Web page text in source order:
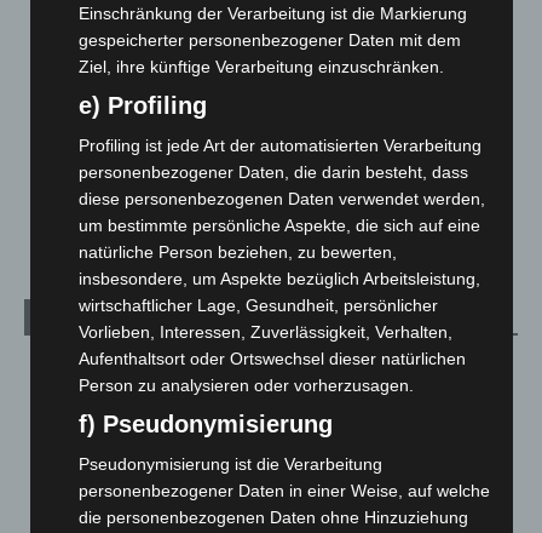
Langenhagen und Ortsteile
Leserbriefe
Menschen
Über uns
Veranstaltungen
1.887
1.270
August 2026(12)
Juni 2026
April 2026(99)
Einschränkung der Verarbeitung ist die Markierung
gespeicherter personenbezogener Daten mit dem
Ziel, ihre künftige Verarbeitung einzuschränken.
e) Profiling
Profiling ist jede Art der automatisierten Verarbeitung
personenbezogener Daten, die darin besteht, dass
diese personenbezogenen Daten verwendet werden,
um bestimmte persönliche Aspekte, die sich auf eine
natürliche Person beziehen, zu bewerten,
insbesondere, um Aspekte bezüglich Arbeitsleistung,
wirtschaftlicher Lage, Gesundheit, persönlicher
Vorlieben, Interessen, Zuverlässigkeit, Verhalten,
Aufenthaltsort oder Ortswechsel dieser natürlichen
Person zu analysieren oder vorherzusagen.
f) Pseudonymisierung
Pseudonymisierung ist die Verarbeitung
personenbezogener Daten in einer Weise, auf welche
die personenbezogenen Daten ohne Hinzuziehung